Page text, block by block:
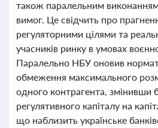
також паралельним
вимог. Це свідчить про
регуляторними цілями та
учасників ринку в умовах
Паралельно НБУ оновив
обмеження максимального
одного контрагента, змінивши
регулятивного капіталу на
що наблизить українське